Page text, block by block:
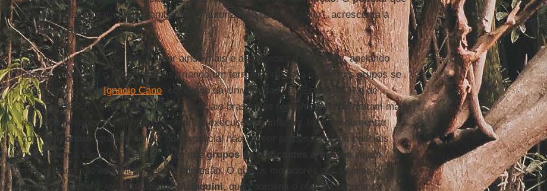
tem autorização para matar também tem autorização para extorquir”, acrescenta a
sociólogaRamos .
“Se incentivamos a polícia a matar ainda mais e as pessoas a ter armas, apelando
para a violência e o ódio, estamos criando um terreno fértil para que esses grupos se
expandam”, opinaIgnacio Cano, sociólogo da Universidade do Estado de Rio de
Janeiro (UERJ), acrescentando: “Os policiais brasileiros reconhecem que matam mais
de 5.000 pessoas por ano, sem contar as execuções sumárias. Isso vai aumentar
comBolsonaro
, quando ele diz que o policial não vai ser processado. Os policiais
quase nunca são processados”. Não quegrupos de traficantes armadossejam
melhores ou não espalhem medo e opressão. O que os moradores das favelas e
periferias querem, explica
Lidiane Malaquini, que coordena o eixo de segurança